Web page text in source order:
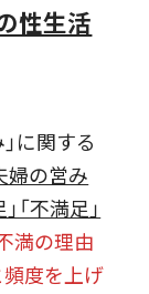
性生活
に関する
婦の営み
「不満足」
満の理由
頻度を上げ